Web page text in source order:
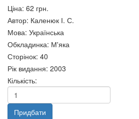
Центральний банк і грошово-
кредитна політика
67 грн.
Ціна: 62 грн.
Автор: Каленюк І. С.
Мова: Українська
Обкладинка: М'яка
Сторінок: 40
Рік видання: 2003
Кількість: